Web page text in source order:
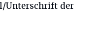
Unterschrift der